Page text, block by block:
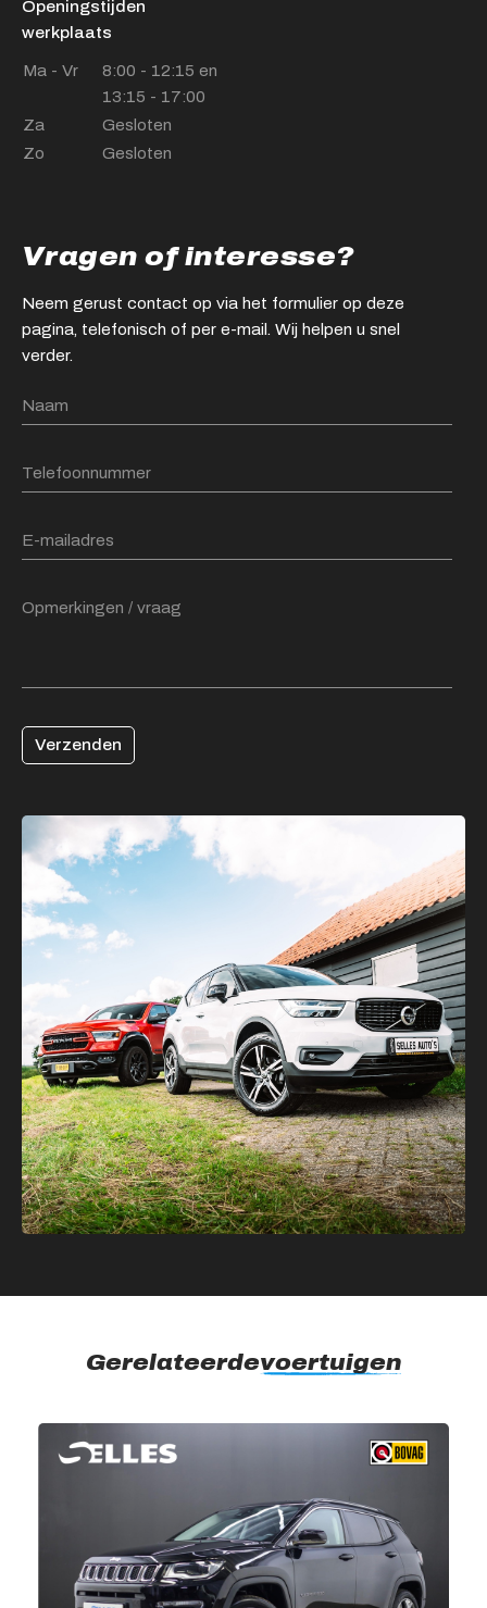
Openingstijden
werkplaats
Ma - Vr
8:00 - 12:15 en
13:15 - 17:00
Za
Gesloten
Zo
Gesloten
Vragen of interesse?
Neem gerust contact op via het formulier op deze
pagina, telefonisch of per e-mail. Wij helpen u snel
verder.
Verzenden
Gerelateerdevoertuigen